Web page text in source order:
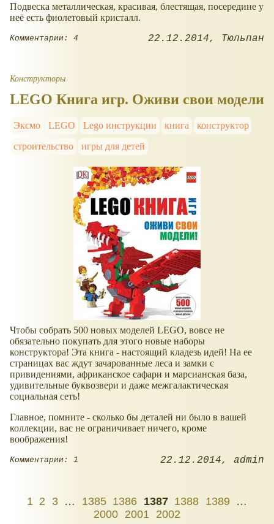
Подвеска металлическая, красивая, блестящая, посередине у
неё есть фиолетовый кристалл.
Комментарии: 4 22.12.2014 Тюльпан
Конструкторы
LEGO Книга игр. Оживи свои модели
Эксмо LEGO Lego инструкции книга
конструктор
строительство
игры для детей
Чтобы собрать 500 новых моделей LEGO, вовсе не
обязательно покупать для этого новые наборы
конструктора! Эта книга - настоящий кладезь идей! На ее
страницах вас ждут зачарованные леса и замки с
привидениями, африканское сафари и марсианская база,
удивительные буквозвери и даже межгалактическая
социальная сеть!
Главное, помните - сколько бы деталей ни было в вашей
коллекции, вас не ограничивает ничего, кроме
воображения!
Комментарии: 1 22.12.2014 admin
1 2 3 … 1385 1386 1387 1388 1389
…
2000 2001 2002